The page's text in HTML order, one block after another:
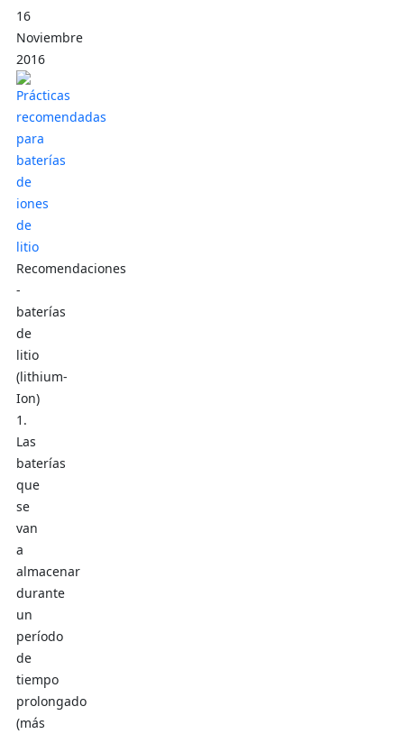
16
Noviembre
2016
Recomendaciones
-
baterías
de
litio
(lithium-
Ion)
1.
Las
baterías
que
se
van
a
almacenar
durante
un
período
de
tiempo
prolongado
(más